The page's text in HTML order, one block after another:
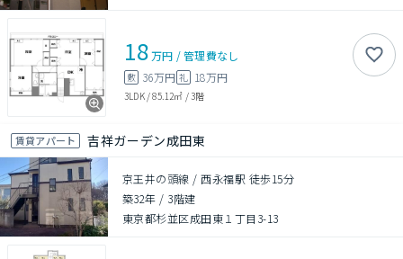
18万円 /管理費なし
敷 36万円 礼 18万円
3LDK/85.12㎡ /3階
賃貸アパート 吉祥ガーデン成田東
京王井の頭線 / 西永福駅 徒歩15分
築32年 / 3階建
東京都杉並区成田東１丁目3-13